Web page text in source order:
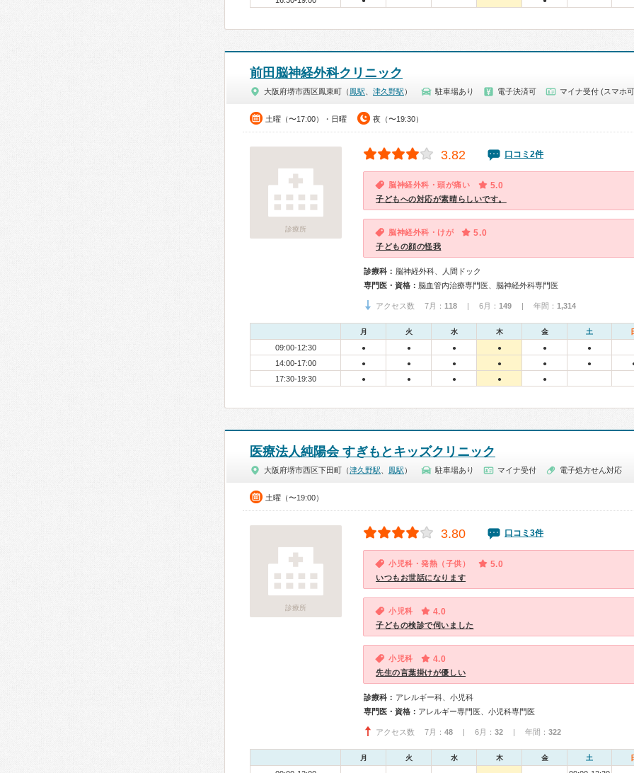
前田脳神経外科クリニック
大阪府堺市西区鳳東町（ 鳳駅 津久野駅 ） 駐車場あり 電子決済可 マイナ受付 (スマホ
土曜（〜17:00）・日曜 夜（〜19:30）
診療所
3.82 口コミ2件
脳神経外科・頭が痛い 5.0
子どもへの対応が素晴らしいです。
脳神経外科・けが 5.0
子どもの顔の怪我
診療科： 脳神経外科、人間ドック
専門医・資格： 脳血管内治療専門医、脳神経外科専門医
アクセス数 7月： 118 | 6月： 149 | 年間： 1,314
月 火 水 木 金 土
09:00-12:30 ● ● ● ● ● ●
14:00-17:00 ● ● ● ● ● ●
17:30-19:30 ● ● ● ● ●
医療法人純陽会 すぎもとキッズクリニック
大阪府堺市西区下田町（津久野駅 鳳駅 ） 駐車場あり マイナ受付 電子処方せん対応
土曜（〜19:00）
診療所
3.80 口コミ3件
小児科・発熱（子供） 5.0
いつもお世話になります
小児科 4.0
子どもの検診で伺いました
小児科 4.0
先生の言葉掛けが優しい
診療科： アレルギー科、小児科
専門医・資格： アレルギー専門医、小児科専門医
アクセス数 7月： 48 | 6月： 32 | 年間： 322
月 火 水 木 金 土